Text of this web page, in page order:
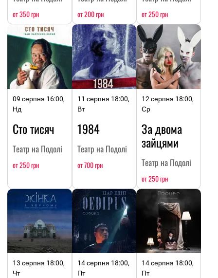
от 350 грн от 200 грн от 250 грн
09 серпня 16:00,
Нд
Сто тисяч
Театр на Подолі
от 250 грн
11 серпня 18:00,
Вт
1984
Театр на Подолі
от 700 грн
12 серпня 18:00,
Ср
За двома
зайцями
Театр на Подолі
от 250 грн
13 серпня 18:00,
Чт
14 серпня 18:00,
Пт
14 серпня 18:00,
Пт